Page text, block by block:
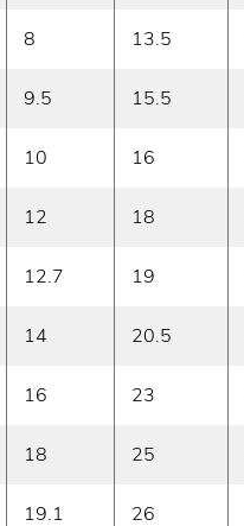
8 13.5
9.5 15.5
10 16
12 18
12.7 19
14 20.5
16 23
18 25
19.1 26